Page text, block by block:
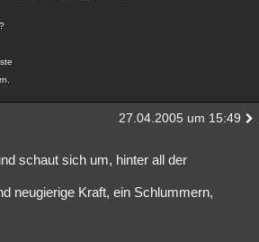
27.04.2005 um 15:49
schaut sich um, hinter all der
neugierige Kraft, ein Schlummern,